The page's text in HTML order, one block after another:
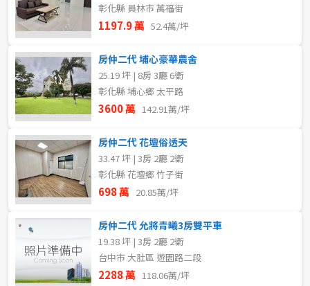
5房以上
屋齡
不拘
售價
21樓以上
格局
2房
4房
租金(元)
彰化縣 員林市 萬福街
1197.9 萬 52.4萬/坪
房仲二代 埔心豪華農舍
25.19 坪 | 8房 3廳 6衛
彰化縣 埔心鄉 太平路
3600 萬 142.91萬/坪
房仲二代 花壇俗透天
33.47 坪 | 3房 2廳 2衛
彰化縣 花壇鄉 竹子街
698 萬 20.85萬/坪
房仲二代 允將青曦3房雙平車
19.38 坪 | 3房 2廳 2衛
台中市 大肚區 遊園路二段
2288 萬 118.06萬/坪